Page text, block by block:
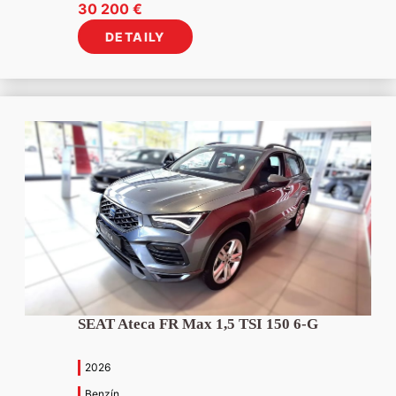
Pôvodná
cena
bola:
166 €.
30 200 €
cena
je:
200 €.
DETAILY
SEAT Ateca FR Max 1,5 TSI 150 6-G
2026